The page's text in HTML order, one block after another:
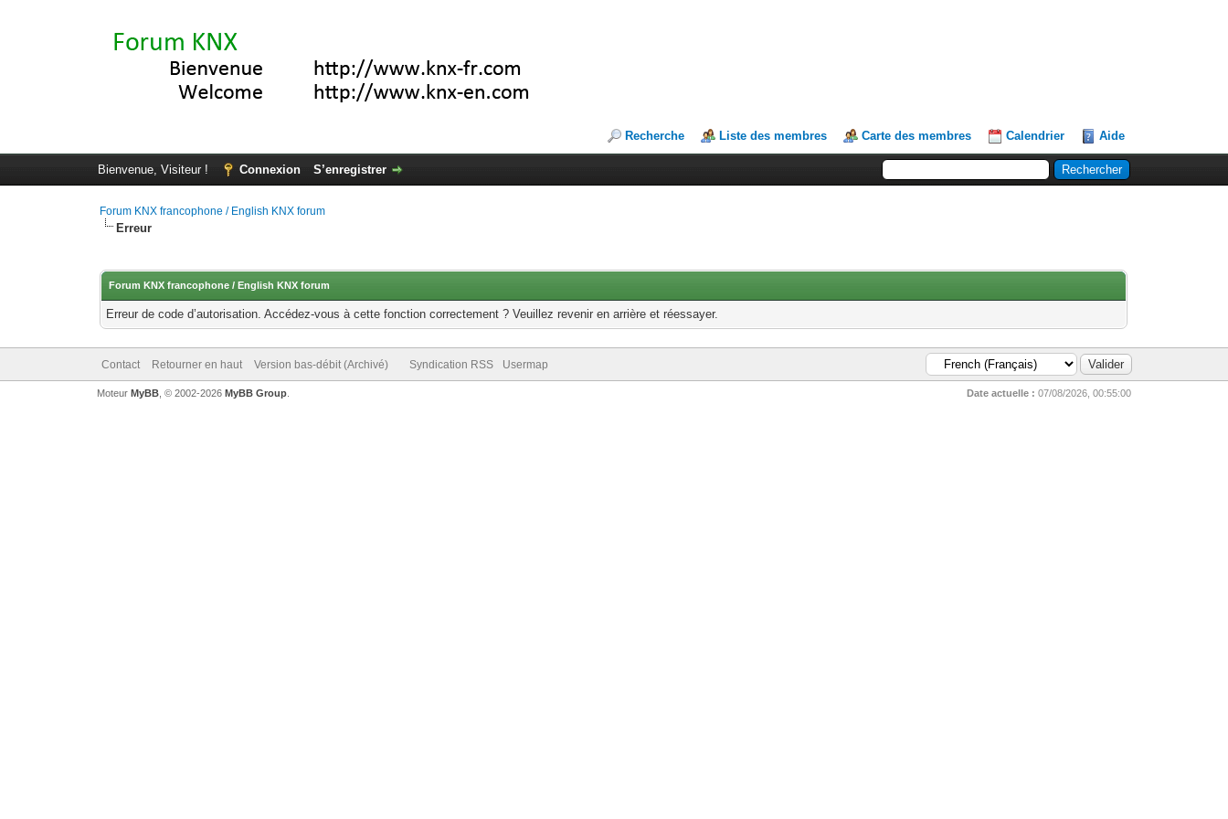
Recherche Liste des membres Carte des membres Calendrier Aide
Bienvenue, Visiteur ! Connexion S’enregistrer
Forum KNX francophone / English KNX forum
Erreur
Forum KNX francophone / English KNX forum
Erreur de code d’autorisation. Accédez-vous à cette fonction correctement ? Veuillez revenir en arrière et réessayer.
Contact Retourner en haut Version bas-débit (Archivé) Syndication RSS Usermap
Date actuelle : 07/08/2026, 00:55:00
Moteur MyBB, © 2002-2026 MyBB Group.